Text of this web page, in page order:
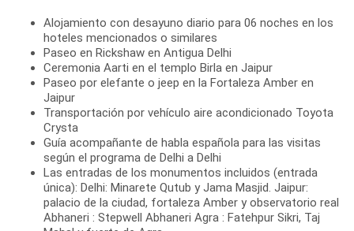
Alojamiento con desayuno diario para 06 noches en los
hoteles mencionados o similares
Paseo en Rickshaw en Antigua Delhi
Ceremonia Aarti en el templo Birla en Jaipur
Paseo por elefante o jeep en la Fortaleza Amber en
Jaipur
Transportación por vehículo aire acondicionado Toyota
Crysta
Guía acompañante de habla española para las visitas
según el programa de Delhi a Delhi
Las entradas de los monumentos incluidos (entrada
única): Delhi: Minarete Qutub y Jama Masjid. Jaipur:
palacio de la ciudad, fortaleza Amber y observatorio real
Abhaneri : Stepwell Abhaneri Agra : Fatehpur Sikri, Taj